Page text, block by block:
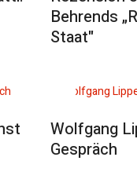
Behrends
Staat"
Wolfgang
Gespräch